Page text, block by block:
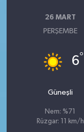
26 MART
PERŞEMBE
6°
Güneşli
Nem: %71
Rüzgar: 11 km/h